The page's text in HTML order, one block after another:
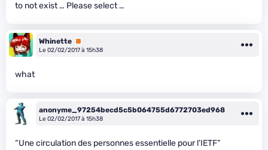
to not exist … Please select …
Whinette Premium
Le 02/02/2017 à 15h38
what
anonyme_97254becd5c5b064755d6772703ed968
Le 02/02/2017 à 15h38
“Une circulation des personnes essentielle pour l’IETF”